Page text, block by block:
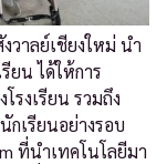
วาลย์เชียงใหม่ นำ
ยน ได้ให้การ
รงเรียน รวมถึง
เรียนอย่างรอบ
ที่นำเทคโนโลยีมา